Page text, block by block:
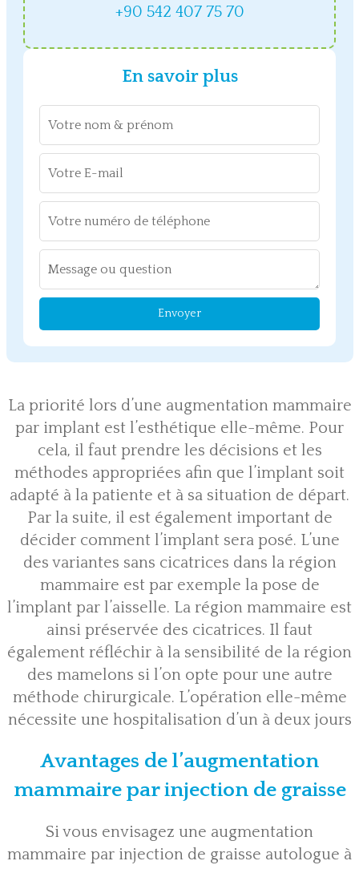
+90 542 407 75 70
En savoir plus
Envoyer
La priorité lors d’une augmentation mammaire
par implant est l’esthétique elle-même. Pour
cela, il faut prendre les décisions et les
méthodes appropriées afin que l’implant soit
adapté à la patiente et à sa situation de départ.
Par la suite, il est également important de
décider comment l’implant sera posé. L’une
des variantes sans cicatrices dans la région
mammaire est par exemple la pose de
l’implant par l’aisselle. La région mammaire est
ainsi préservée des cicatrices. Il faut
également réfléchir à la sensibilité de la région
des mamelons si l’on opte pour une autre
méthode chirurgicale. L’opération elle-même
nécessite une hospitalisation d’un à deux jours
Avantages de l’augmentation
mammaire par injection de graisse
Si vous envisagez une augmentation
mammaire par injection de graisse autologue à